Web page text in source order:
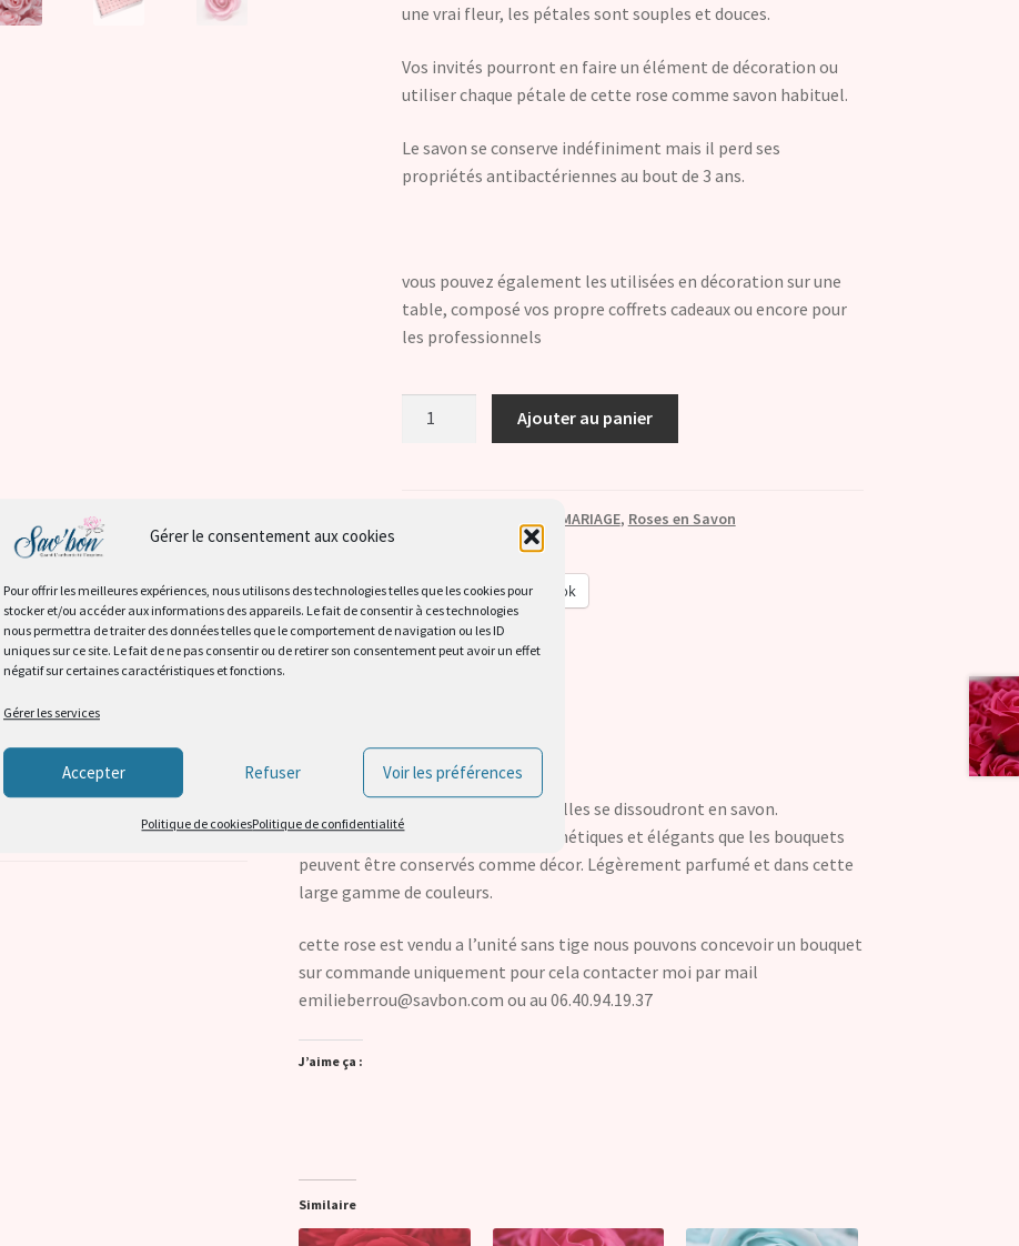
Gérer le consentement aux cookies
Pour offrir les meilleures expériences, nous utilisons des technologies telles que les cookies pour
stocker et/ou accéder aux informations des appareils. Le fait de consentir à ces technologies
nous permettra de traiter des données telles que le comportement de navigation ou les ID
uniques sur ce site. Le fait de ne pas consentir ou de retirer son consentement peut avoir un effet
négatif sur certaines caractéristiques et fonctions.
Gérer les services
Accepter Refuser Voir les préférences
Politique de cookiesPolitique de confidentialité
une vrai fleur, les pétales sont souples et douces.
Vos invités pourront en faire un élément de décoration ou
utiliser chaque pétale de cette rose comme savon habituel.
Le savon se conserve indéfiniment mais il perd ses
propriétés antibactériennes au bout de 3 ans.
vous pouvez également les utilisées en décoration sur une
table, composé vos propre coffrets cadeaux ou encore pour
les professionnels
Ajouter au panier
COFFRET / MARIAGE, Roses en Savon
X Facebook
Description Description
Déposez les fleurs dans le bain et elles se dissoudront en savon.
Cependant les modèles sont si esthétiques et élégants que les bouquets
peuvent être conservés comme décor. Légèrement parfumé et dans cette
large gamme de couleurs.
cette rose est vendu a l’unité sans tige nous pouvons concevoir un bouquet
sur commande uniquement pour cela contacter moi par mail
emilieberrou@savbon.com ou au 06.40.94.19.37
J’aime ça :
Similaire